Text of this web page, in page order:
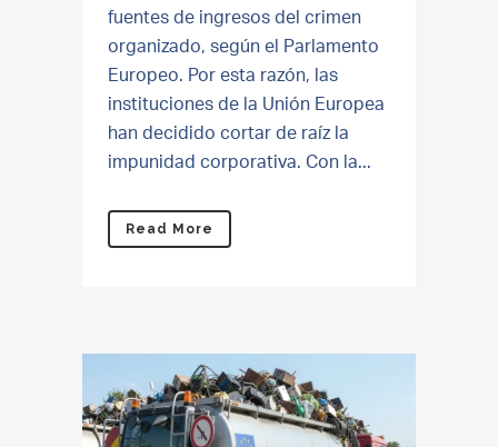
fuentes de ingresos del crimen
organizado, según el Parlamento
Europeo. Por esta razón, las
instituciones de la Unión Europea
han decidido cortar de raíz la
impunidad corporativa. Con la...
Read More